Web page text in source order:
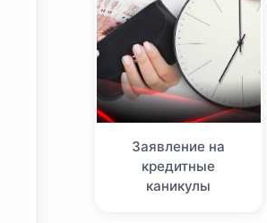
Заявление на
кредитные
каникулы